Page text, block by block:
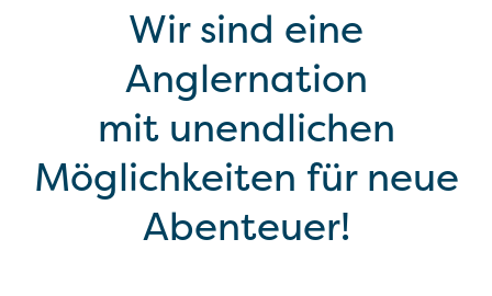
Wir sind eine
Anglernation
mit unendlichen
Möglichkeiten für neue
Abenteuer!